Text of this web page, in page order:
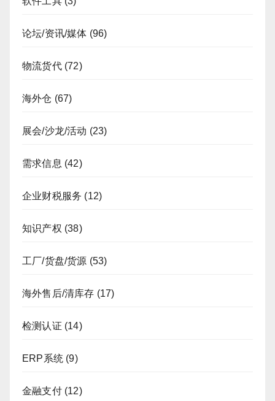
论坛/资讯/媒体 (96)
物流货代(72)
海外仓 (67)
展会/沙龙/活动 (23)
需求信息 (42)
企业财税服务 (12)
知识产权 (38)
工厂/货盘/货源 (53)
海外售后/清库存 (17)
检测认证 (14)
ERP系统 (9)
金融支付(12)